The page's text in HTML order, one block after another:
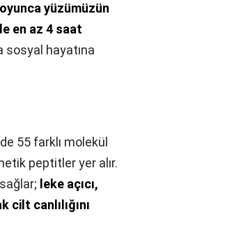
yüzümüzün
en az 4 saat
sosyal hayatına
55 farklı molekül
peptitler yer alır.
leke açıcı,
cilt canlılığını